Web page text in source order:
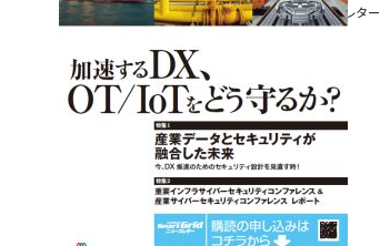
インプレス SmartGridニューズレター